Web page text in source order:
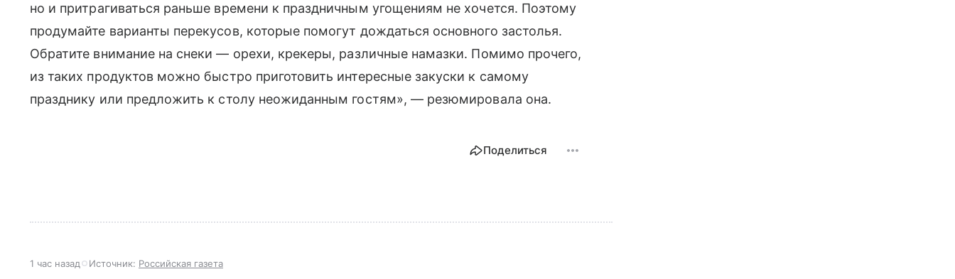
но и притрагиваться раньше времени к праздничным угощениям не хочется. Поэтому
продумайте варианты перекусов, которые помогут дождаться основного застолья.
Обратите внимание на снеки — орехи, крекеры, различные намазки. Помимо прочего,
из таких продуктов можно быстро приготовить интересные закуски к самому
празднику или предложить к столу неожиданным гостям», — резюмировала она.
Поделиться
1 час назад Источник: Российская газета